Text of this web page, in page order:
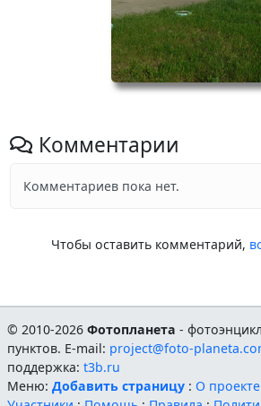
Комментарии
Комментариев пока нет.
Чтобы оставить комментарий,
© 2010-2026Фотопланета -
пунктов. E-mail: project@foto-
поддержка:t3b.ru
Меню:Добавить страницу : О проекте